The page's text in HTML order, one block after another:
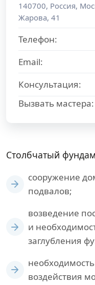
140700, Россия,
Жарова, 41
Телефон:
Email:
Консультация:
Вызвать мастера:
Столбчатый
сооружение
подвалов;
возведение
и
заглубления
воздействия